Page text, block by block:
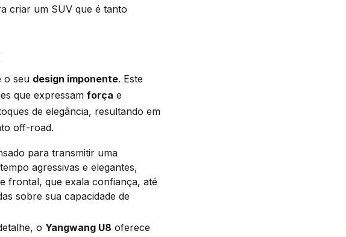
criar um SUV que é tanto
o seu design imponente. Este
que expressam força e
de elegância, resultando em
off-road.
para transmitir uma
agressivas e elegantes,
frontal, que exala confiança, até
sobre sua capacidade de
o Yangwang U8 oferece